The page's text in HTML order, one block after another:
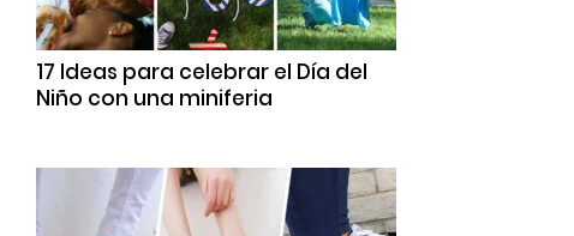
17 Ideas para celebrar el Día del
Niño con una miniferia